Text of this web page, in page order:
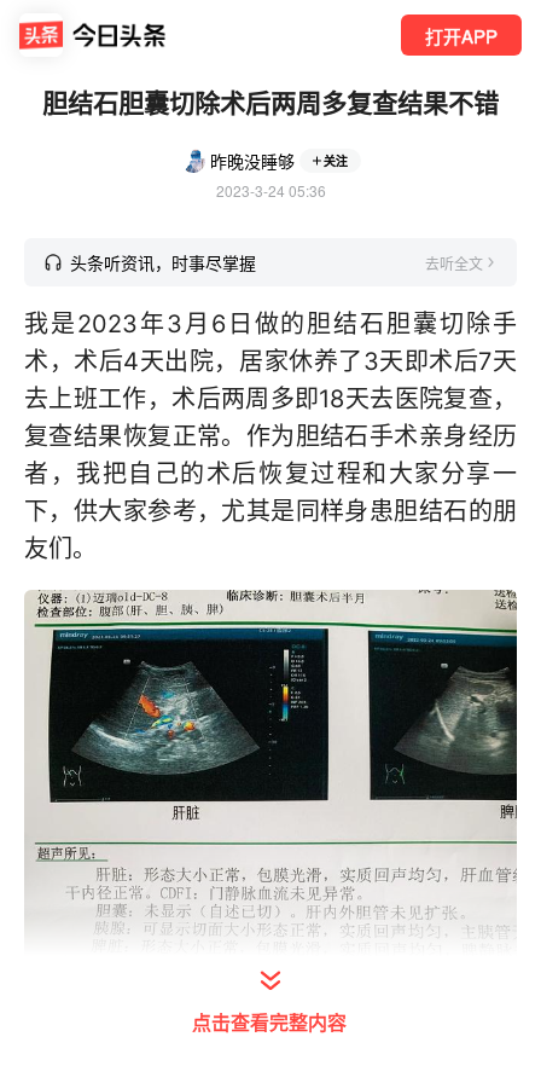
打开APP
胆结石胆囊切除术后两周多复查结果不错
昨晚没睡够 关注
2023-3-24 05:36
头条听资讯，时事尽掌握 去听全文
我是2023年3月6日做的胆结石胆囊切除手
术，术后4天出院，居家休养了3天即术后7天
去上班工作，术后两周多即18天去医院复查，
复查结果恢复正常。作为胆结石手术亲身经历
者，我把自己的术后恢复过程和大家分享一
下，供大家参考，尤其是同样身患胆结石的朋
友们。
点击查看完整内容